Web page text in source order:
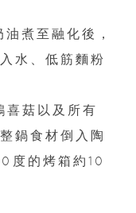
煮至融化後，
水、低筋麵粉
菇以及所有
鍋食材倒入陶
度的烤箱約10